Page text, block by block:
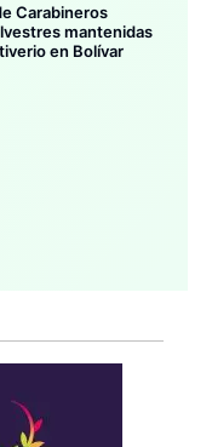
Carabineros
mantenidas
en Bolívar